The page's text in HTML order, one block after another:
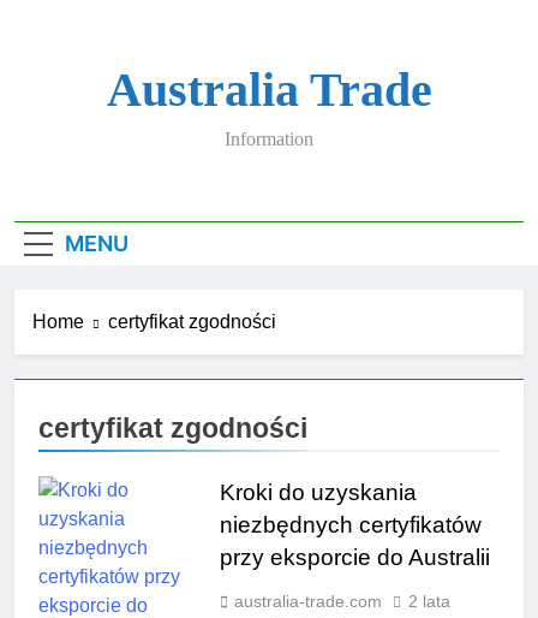
Australia Trade
Information
MENU
Home certyfikat zgodności
certyfikat zgodności
Kroki do uzyskania
niezbędnych certyfikatów
przy eksporcie do Australii
australia-trade.com
2 lata